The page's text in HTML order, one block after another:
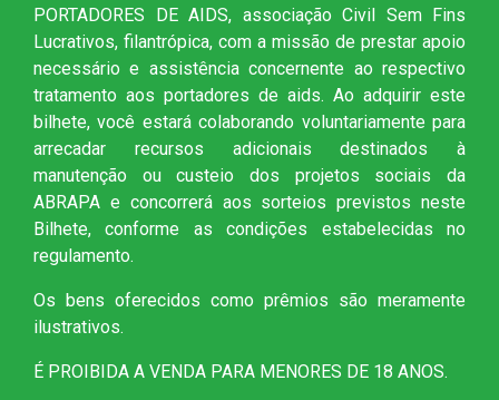
PORTADORES DE AIDS, associação Civil Sem Fins
Lucrativos, filantrópica, com a missão de prestar apoio
necessário e assistência concernente ao respectivo
tratamento aos portadores de aids. Ao adquirir este
bilhete, você estará colaborando voluntariamente para
arrecadar recursos adicionais destinados à
manutenção ou custeio dos projetos sociais da
ABRAPA e concorrerá aos sorteios previstos neste
Bilhete, conforme as condições estabelecidas no
regulamento.
Os bens oferecidos como prêmios são meramente
ilustrativos.
É PROIBIDA A VENDA PARA MENORES DE 18 ANOS.